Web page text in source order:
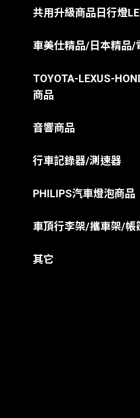
共用升級商品日行燈
車美仕精品/日本精品/
TOYOTA-LEXUS-
商品
音響商品
行車記錄器/測速器
PHILIPS汽車燈泡商品
車頂行李架/攜車架/帳
其它